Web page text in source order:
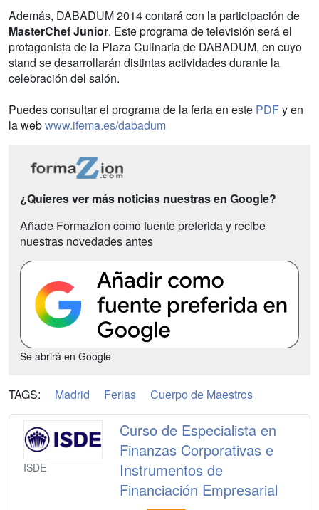
Además, DABADUM 2014 contará con la participación de
MasterChef Junior. Este programa de televisión será el
protagonista de la Plaza Culinaria de DABADUM, en cuyo
stand se desarrollarán distintas actividades durante la
celebración del salón.
Puedes consultar el programa de la feria en este PDFy en
la webwww.ifema.es/dabadum
¿Quieres ver más noticias nuestras en Google?
Añade Formazion como fuente preferida y recibe
nuestras novedades antes
Se abrirá en Google
TAGS: Madrid Ferias Cuerpo de Maestros
ISDE
Curso de Especialista en
Finanzas Corporativas e
Instrumentos de
Financiación Empresarial